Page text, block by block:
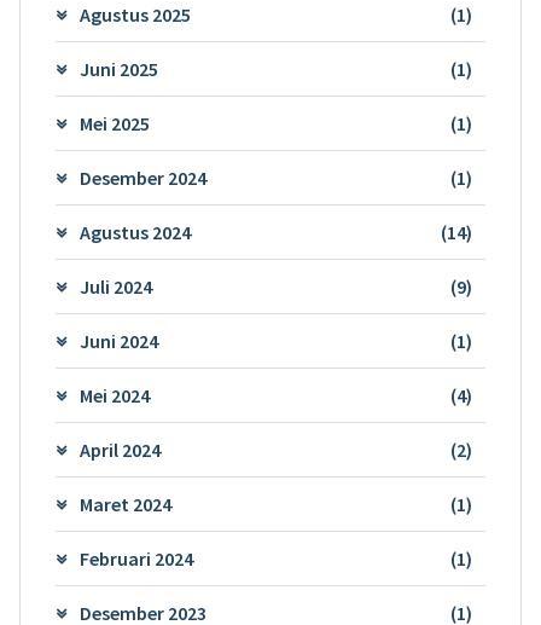
Agustus 2025 (1)
Juni 2025 (1)
Mei 2025 (1)
Desember 2024 (1)
Agustus 2024 (14)
Juli 2024 (9)
Juni 2024 (1)
Mei 2024 (4)
April 2024 (2)
Maret 2024 (1)
Februari 2024 (1)
Desember 2023 (1)